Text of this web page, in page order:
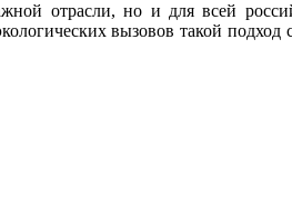
отрасли, но и для всей
вызовов такой